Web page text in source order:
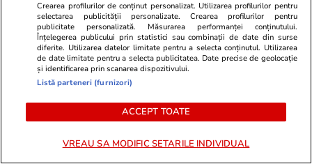
PARTENERI
Crearea profilurilor de conținut personalizat. Utilizarea profilurilor pentru
selectarea publicității personalizate. Crearea profilurilor pentru
publicitate personalizată. Măsurarea performanței conținutului.
Înțelegerea publicului prin statistici sau combinații de date din surse
diferite. Utilizarea datelor limitate pentru a selecta conținutul. Utilizarea
de date limitate pentru a selecta publicitatea. Date precise de geolocație
și identificarea prin scanarea dispozitivului.
Listă parteneri (furnizori)
ACCEPT TOATE
VREAU SA MODIFIC SETARILE INDIVIDUAL